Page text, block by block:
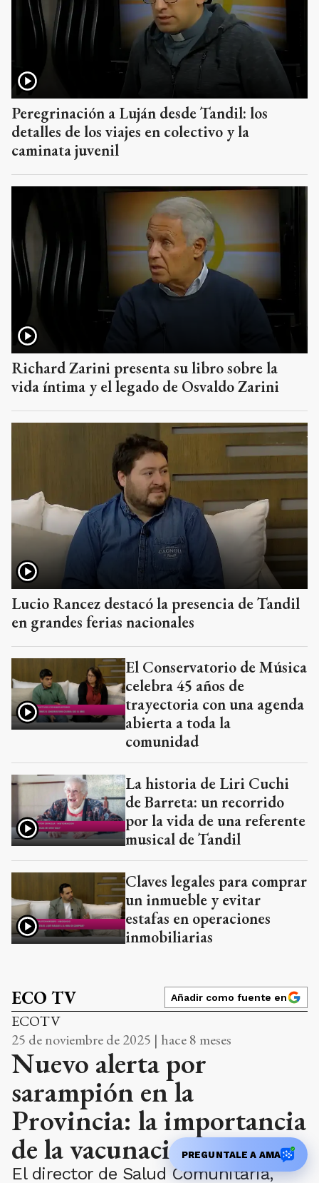
Peregrinación a Luján desde Tandil: los
detalles de los viajes en colectivo y la
caminata juvenil
Richard Zarini presenta su libro sobre la
vida íntima y el legado de Osvaldo Zarini
Lucio Rancez destacó la presencia de Tandil
en grandes ferias nacionales
El Conservatorio de Música
celebra 45 años de
trayectoria con una agenda
abierta a toda la
comunidad
La historia de Liri Cuchi
de Barreta: un recorrido
por la vida de una referente
musical de Tandil
Claves legales para comprar
un inmueble y evitar
estafas en operaciones
inmobiliarias
ECO TV Añadir como fuente en
ECOTV
25 de noviembre de 2025 | hace 8 meses
Nuevo alerta por
sarampión en la
Provincia: la importancia
de la vacunación
El director de Salud Comunitaria,
PREGUNTALE A AMA